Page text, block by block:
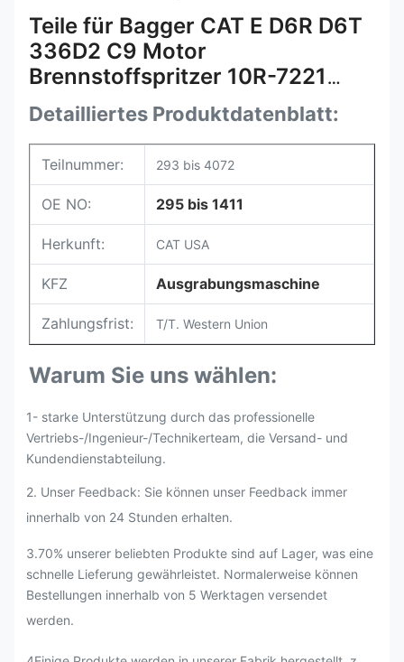
Teile für Bagger CAT E D6R D6T
336D2 C9 Motor
Brennstoffspritzer 10R-7221
293-4071 20R-8063 10R-7222
387-9433 293-4072
Detailliertes Produktdatenblatt:
Teilnummer: 293 bis 4072
OE NO: 295 bis 1411
Herkunft: CAT USA
KFZ Ausgrabungsmaschine
Zahlungsfrist: T/T. Western Union
Warum Sie uns wählen:
1- starke Unterstützung durch das professionelle
Vertriebs-/Ingenieur-/Technikerteam, die Versand- und
Kundendienstabteilung.
2. Unser Feedback: Sie können unser Feedback immer
innerhalb von 24 Stunden erhalten.
3.70% unserer beliebten Produkte sind auf Lager, was eine
schnelle Lieferung gewährleistet. Normalerweise können
Bestellungen innerhalb von 5 Werktagen versendet
werden.